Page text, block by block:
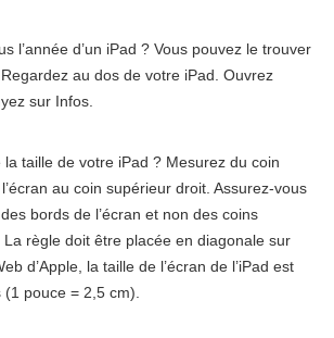
l’année d’un iPad ? Vous pouvez le trouver
au dos de votre iPad. Ouvrez
sur Infos.
taille de votre iPad ? Mesurez du coin
au coin supérieur droit. Assurez-vous
bords de l’écran et non des coins
La règle doit être placée en diagonale sur
d’Apple, la taille de l’écran de l’iPad est
pouce = 2,5 cm).